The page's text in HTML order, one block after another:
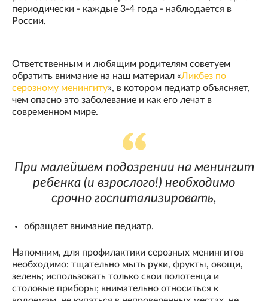
периодически - каждые 3-4 года - наблюдается в
России.
Ответственным и любящим родителям советуем
обратить внимание на наш материал «Ликбез по
серозному менингиту», в котором педиатр объясняет,
чем опасно это заболевание и как его лечат в
современном мире.
При малейшем подозрении на менингит
ребенка (и взрослого!) необходимо
срочно госпитализировать,
обращает внимание педиатр.
Напомним, для профилактики серозных менингитов
необходимо: тщательно мыть руки, фрукты, овощи,
зелень; использовать только свои полотенца и
столовые приборы; внимательно относиться к